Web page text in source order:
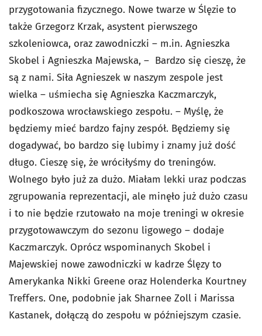
przygotowania fizycznego. Nowe twarze w Ślęzie to
także Grzegorz Krzak, asystent pierwszego
szkoleniowca, oraz zawodniczki – m.in. Agnieszka
Skobel i Agnieszka Majewska, – Bardzo się cieszę, że
są z nami. Siła Agnieszek w naszym zespole jest
wielka – uśmiecha się Agnieszka Kaczmarczyk,
podkoszowa wrocławskiego zespołu. – Myślę, że
będziemy mieć bardzo fajny zespół. Będziemy się
dogadywać, bo bardzo się lubimy i znamy już dość
długo. Cieszę się, że wróciłyśmy do treningów.
Wolnego było już za dużo. Miałam lekki uraz podczas
zgrupowania reprezentacji, ale minęło już dużo czasu
i to nie będzie rzutowało na moje treningi w okresie
przygotowawczym do sezonu ligowego – dodaje
Kaczmarczyk. Oprócz wspominanych Skobel i
Majewskiej nowe zawodniczki w kadrze Ślęzy to
Amerykanka Nikki Greene oraz Holenderka Kourtney
Treffers. One, podobnie jak Sharnee Zoll i Marissa
Kastanek, dołączą do zespołu w późniejszym czasie.